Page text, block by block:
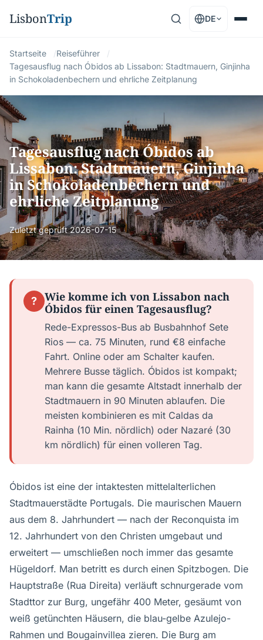
LisbonTrip DE
Startseite
Reiseführer
Tagesausflug nach Óbidos ab Lissabon: Stadtmauern, Ginjinha
in Schokoladenbechern und ehrliche Zeitplanung
Tagesausflug nach Óbidos ab
Lissabon: Stadtmauern, Ginjinha
in Schokoladenbechern und
ehrliche Zeitplanung
Zuletzt geprüft2026-07-15
?
Wie komme ich von Lissabon nach
Óbidos für einen Tagesausflug?
Rede-Expressos-Bus ab Busbahnhof Sete
Rios — ca. 75 Minuten, rund €8 einfache
Fahrt. Online oder am Schalter kaufen.
Mehrere Busse täglich. Óbidos ist kompakt;
man kann die gesamte Altstadt innerhalb der
Stadtmauern in 90 Minuten ablaufen. Die
meisten kombinieren es mit Caldas da
Rainha (10 Min. nördlich) oder Nazaré (30
km nördlich) für einen volleren Tag.
Óbidos ist eine der intaktesten mittelalterlichen
Stadtmauerstädte Portugals. Die maurischen Mauern
aus dem 8. Jahrhundert — nach der Reconquista im
12. Jahrhundert von den Christen umgebaut und
erweitert — umschließen noch immer das gesamte
Hügeldorf. Man betritt es durch einen Spitzbogen. Die
Hauptstraße (Rua Direita) verläuft schnurgerade vom
Stadttor zur Burg, ungefähr 400 Meter, gesäumt von
weiß getünchten Häusern, die blau-gelbe Azulejo-
Rahmen und Bougainvillea zieren. Die Burg am